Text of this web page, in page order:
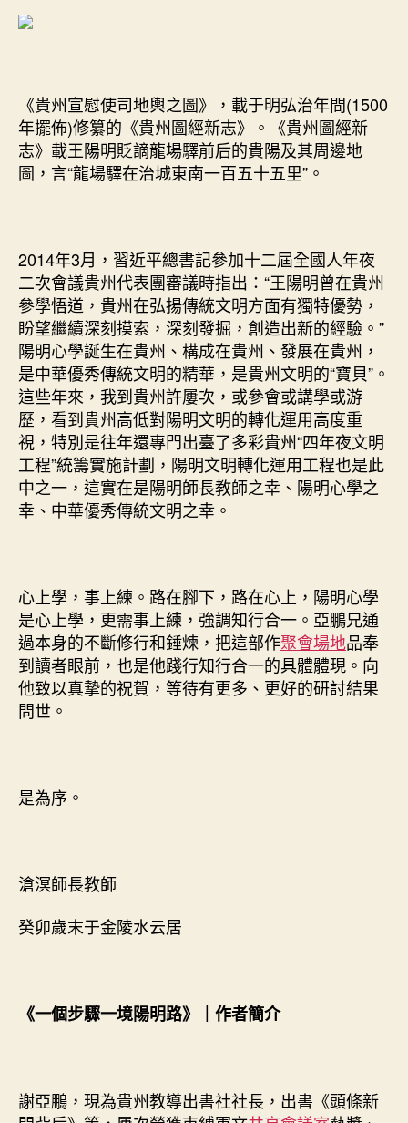
《貴州宣慰使司地輿之圖》，載于明弘治年間(1500
年擺佈)修纂的《貴州圖經新志》。《貴州圖經新
志》載王陽明貶謫龍場驛前后的貴陽及其周邊地
圖，言“龍場驛在治城東南一百五十五里”。
2014年3月，習近平總書記參加十二屆全國人年夜
二次會議貴州代表團審議時指出：“王陽明曾在貴州
參學悟道，貴州在弘揚傳統文明方面有獨特優勢，
盼望繼續深刻摸索，深刻發掘，創造出新的經驗。”
陽明心學誕生在貴州、構成在貴州、發展在貴州，
是中華優秀傳統文明的精華，是貴州文明的“寶貝”。
這些年來，我到貴州許屢次，或參會或講學或游
歷，看到貴州高低對陽明文明的轉化運用高度重
視，特別是往年還專門出臺了多彩貴州“四年夜文明
工程”統籌實施計劃，陽明文明轉化運用工程也是此
中之一，這實在是陽明師長教師之幸、陽明心學之
幸、中華優秀傳統文明之幸。
心上學，事上練。路在腳下，路在心上，陽明心學
是心上學，更需事上練，強調知行合一。亞鵬兄通
過本身的不斷修行和錘煉，把這部作聚會場地品奉
到讀者眼前，也是他踐行知行合一的具體體現。向
他致以真摯的祝賀，等待有更多、更好的研討結果
問世。
是為序。
滄溟師長教師
癸卯歲末于金陵水云居
《一個步驟一境陽明路》｜作者簡介
謝亞鵬，現為貴州教導出書社社長，出書《頭條新